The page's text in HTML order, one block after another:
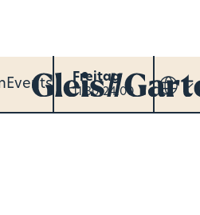
Events Freitag
11:30-24:00